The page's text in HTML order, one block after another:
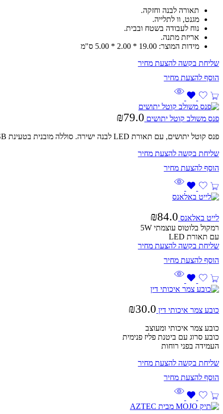
תאורה לבנה וחזקה.
מגנט, וו לתלייה.
נוח לעבודה בשטח ובבית.
אריזת מתנה.
מידות המוצר: 19.00 * 2.00 * 5.00 ס"מ
שליחת בקשה להצעת מחיר
פנס משולב קוטל יתושים ₪79.0
פנס קוטל יתושים, עם תאורת LED לבנה ישירה. סוללה מובנית בטעינת USB. עמיד מפני מים
שליחת בקשה להצעת מחיר
לייט באלאנס ₪84.0
רמקול בלוטוס עוצמתי 5W
עם תאורת LED
שליחת בקשה להצעת מחיר
כובע צמר איכותי דין ₪30.0
כובע צמר איכותי ומעוצב
כובע סרוג עם ביטנת פליז פנימית
העמידה בפני רוחות
שליחת בקשה להצעת מחיר